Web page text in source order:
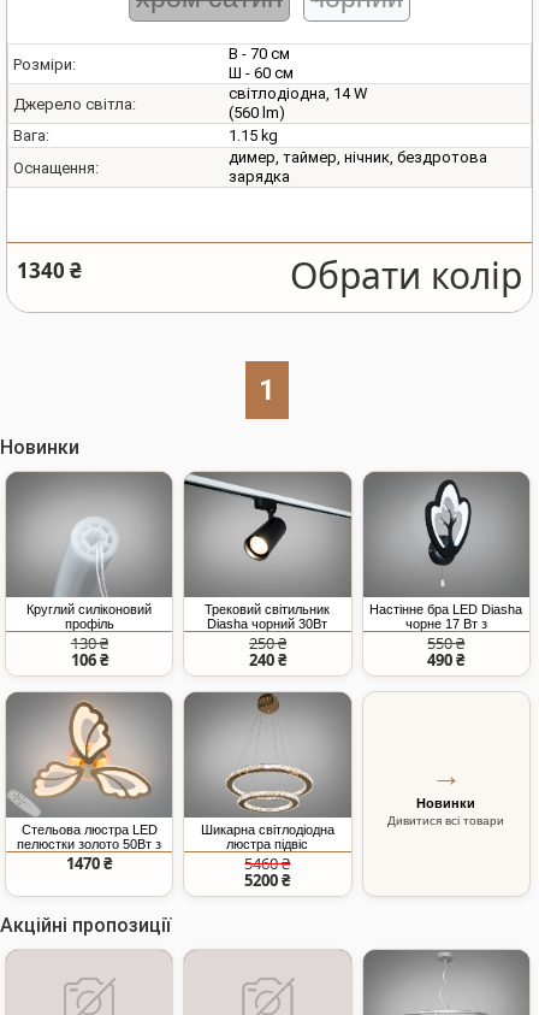
Розміри:
В - 70 см
Ш - 60 см
Джерело світла:
світлодіодна, 14 W
(560 lm)
Вага:
1.15 kg
Оснащення:
димер, таймер, нічник, бездротова
зарядка
1340 ₴ Обрати колір
1
Новинки
Круглий силіконовий
профіль
130 ₴
106 ₴
Трековий світильник
Diasha чорний 30Вт
4000К
250 ₴
240 ₴
Настінне бра LED Diasha
чорне 17 Вт з
ланцюжком
550 ₴
490 ₴
Стельова люстра LED
пелюстки золото 50Вт з
пультом
1470 ₴
Шикарна світлодіодна
люстра підвіс
"Кришталеві кільця",
65Вт, золото
5460 ₴
5200 ₴
→
Новинки
Дивитися всі товари
Акційні пропозиції